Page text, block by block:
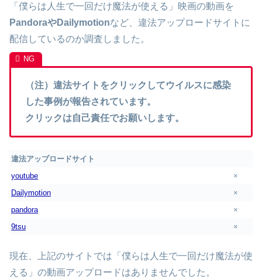
「僕らは人生で一回だけ魔法が使える」映画の動画を
PandoraやDailymotionなど、違法アップロードサイトに
配信しているのか調査しました。
（注）違法サイトをクリックしてウイルスに感染
した事例が報告されています。
クリックは自己責任でお願いします。
違法アップロードサイト
youtube
×
Dailymotion
×
pandora
×
9tsu
×
現在、上記のサイトでは「僕らは人生で一回だけ魔法が使
える」の動画アップロードはありませんでした。